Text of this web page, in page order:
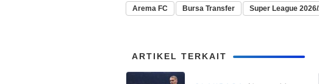
Arema FC Bursa Transfer Super League
ARTIKEL TERKAIT